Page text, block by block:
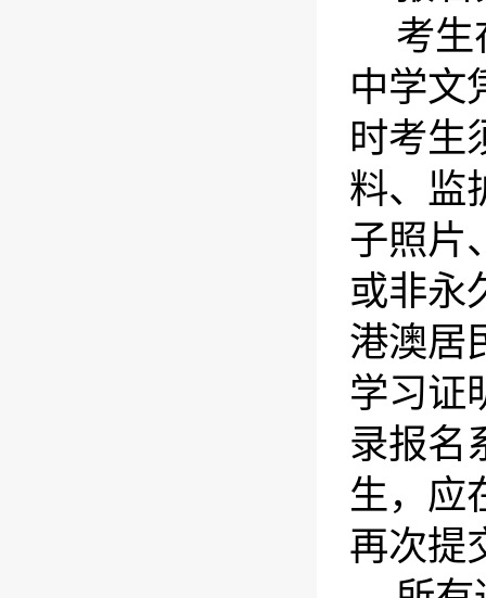
考生
中学文
时考生
料、监
子照片
或非永
港澳居
学习证
录报名
生，应
再次提